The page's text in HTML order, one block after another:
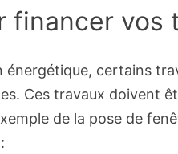
financer vos
énergétique, certains
Ces travaux doivent
de la pose de